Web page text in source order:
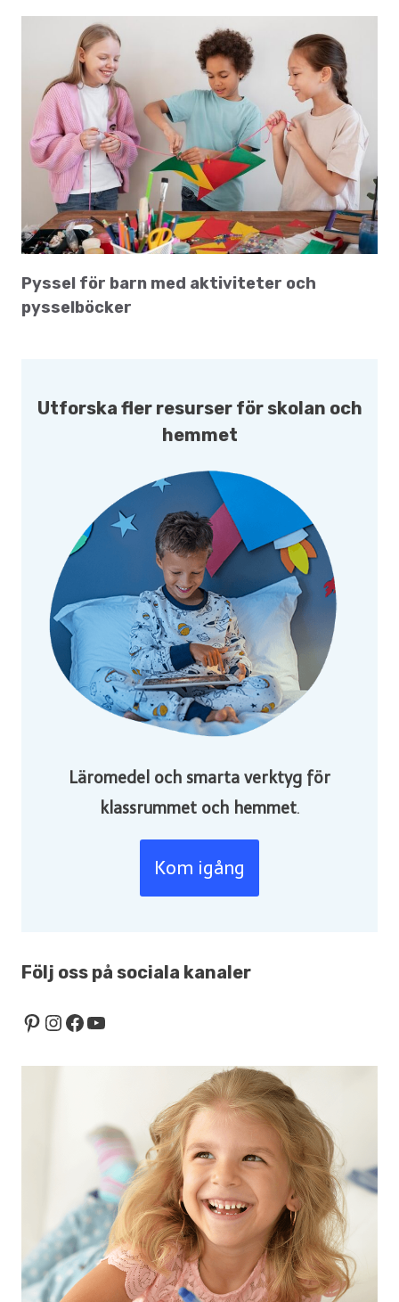
Pyssel för barn med aktiviteter och
pysselböcker
Utforska fler resurser för skolan och
hemmet
Läromedel och smarta verktyg för
klassrummet och hemmet.
Kom igång
Följ oss på sociala kanaler
Pinterest
Instagram
Facebook
YouTube